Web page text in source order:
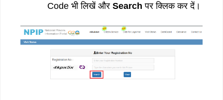
Code भी लिखें और Searchपर क्लिक कर दें।